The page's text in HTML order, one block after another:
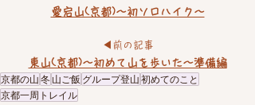
愛宕山(京都)〜初ソロハイク〜
◀︎前の記事
東山(京都)〜初めて山を歩いた〜準備編
京都の山 冬 山ご飯 グループ登山 初めてのこと
京都一周トレイル